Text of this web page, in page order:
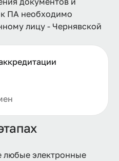
ПА необходимо
лицу - Чернявской
электронные